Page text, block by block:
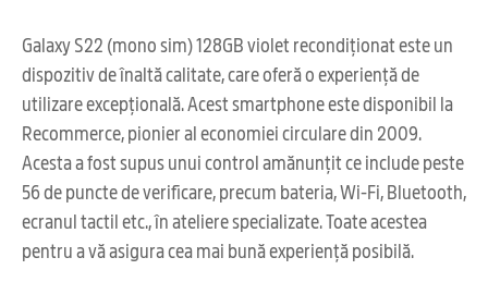
Galaxy S22 (mono sim) 128GB violet recondiționat este un
dispozitiv de înaltă calitate, care oferă o experiență de
utilizare excepțională. Acest smartphone este disponibil la
Recommerce, pionier al economiei circulare din 2009.
Acesta a fost supus unui control amănunțit ce include peste
56 de puncte de verificare, precum bateria, Wi-Fi, Bluetooth,
ecranul tactil etc., în ateliere specializate. Toate acestea
pentru a vă asigura cea mai bună experiență posibilă.